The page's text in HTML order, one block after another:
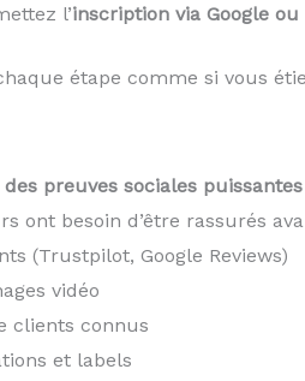
l’inscription via Google
étape comme si vous
preuves sociales puissantes
ont besoin d’être rassurés
(Trustpilot, Google Reviews)
vidéo
clients connus
et labels